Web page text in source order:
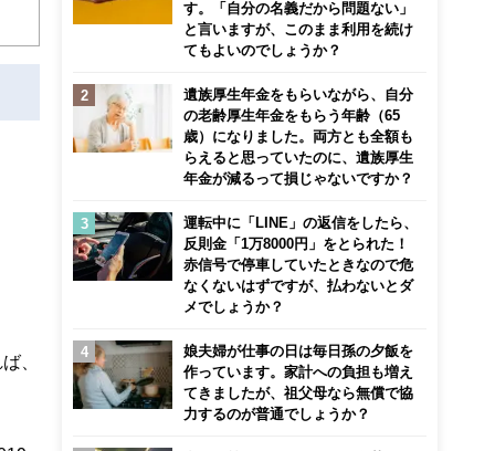
、
す。「自分の名義だから問題ない」
と言いますが、このまま利用を続け
てもよいのでしょうか？
遺族厚生年金をもらいながら、自分
の老齢厚生年金をもらう年齢（65
歳）になりました。両方とも全額も
らえると思っていたのに、遺族厚生
年金が減るって損じゃないですか？
運転中に「LINE」の返信をしたら、
反則金「1万8000円」をとられた！
赤信号で停車していたときなので危
なくないはずですが、払わないとダ
メでしょうか？
娘夫婦が仕事の日は毎日孫の夕飯を
作っています。家計への負担も増え
てきましたが、祖父母なら無償で協
力するのが普通でしょうか？